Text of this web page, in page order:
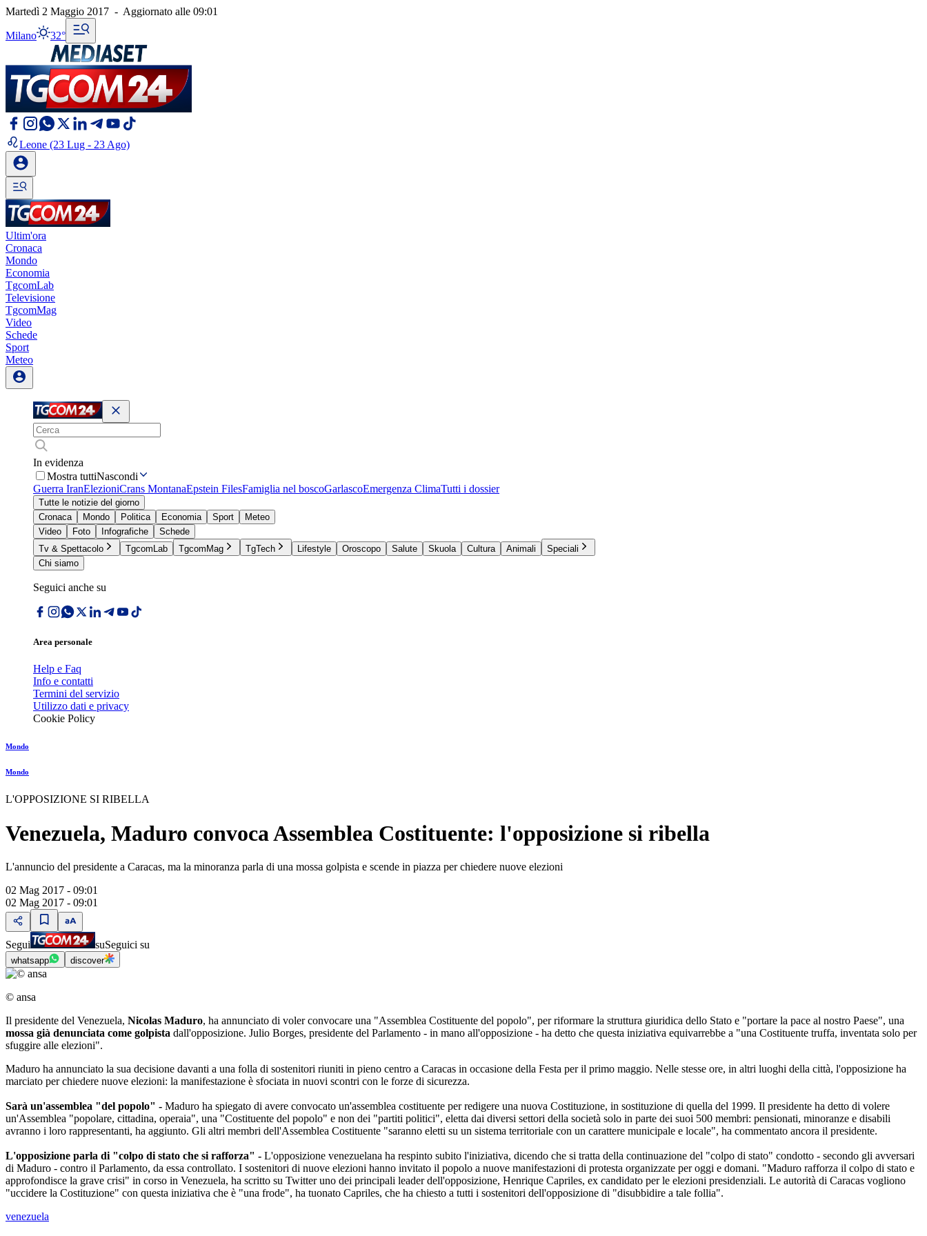
Martedì 2 Maggio 2017 - Aggiornato alle 09:01
Milano 32°
Leone (23 Lug - 23 Ago)
Ultim'ora
Cronaca
Mondo
Economia
TgcomLab
Televisione
TgcomMag
Video
Schede
Sport
Meteo
In evidenza
Mostra tuttiNascondi
Guerra IranElezioniCrans MontanaEpstein FilesFamiglia nel boscoGarlascoEmergenza ClimaTutti i dossier
Tutte le notizie del giorno
Cronaca
Mondo Politica Economia Sport
Meteo
Video
Foto Infografiche
Schede
Tv & Spettacolo
TgcomLab TgcomMag TgTech Lifestyle Oroscopo Salute Skuola Cultura Animali
Speciali
Chi siamo
Seguici anche su
Area personale
Help e Faq
Info e contatti
Termini del servizio
Utilizzo dati e privacy
Cookie Policy
Mondo
Mondo
L'OPPOSIZIONE SI RIBELLA
Venezuela, Maduro convoca Assemblea Costituente: l'opposizione si ribella
L'annuncio del presidente a Caracas, ma la minoranza parla di una mossa golpista e scende in piazza per chiedere nuove elezioni
02 Mag 2017 - 09:01
02 Mag 2017 - 09:01
Segui suSeguici su
whatsapp discover
© ansa
Il presidente del Venezuela, Nicolas Maduro, ha annunciato di voler convocare una "Assemblea Costituente del popolo", per riformare la struttura giuridica dello Stato e "portare la pace al nostro Paese", una
mossa già denunciata come golpista dall'opposizione. Julio Borges, presidente del Parlamento - in mano all'opposizione - ha detto che questa iniziativa equivarrebbe a "una Costituente truffa, inventata solo per
sfuggire alle elezioni".
Maduro ha annunciato la sua decisione davanti a una folla di sostenitori riuniti in pieno centro a Caracas in occasione della Festa per il primo maggio. Nelle stesse ore, in altri luoghi della città, l'opposizione ha
marciato per chiedere nuove elezioni: la manifestazione è sfociata in nuovi scontri con le forze di sicurezza.
Sarà un'assemblea "del popolo" - Maduro ha spiegato di avere convocato un'assemblea costituente per redigere una nuova Costituzione, in sostituzione di quella del 1999. Il presidente ha detto di volere
un'Assemblea "popolare, cittadina, operaia", una "Costituente del popolo" e non dei "partiti politici", eletta dai diversi settori della società solo in parte dei suoi 500 membri: pensionati, minoranze e disabili
avranno i loro rappresentanti, ha aggiunto. Gli altri membri dell'Assemblea Costituente "saranno eletti su un sistema territoriale con un carattere municipale e locale", ha commentato ancora il presidente.
L'opposizione parla di "colpo di stato che si rafforza" - L'opposizione venezuelana ha respinto subito l'iniziativa, dicendo che si tratta della continuazione del "colpo di stato" condotto - secondo gli avversari
di Maduro - contro il Parlamento, da essa controllato. I sostenitori di nuove elezioni hanno invitato il popolo a nuove manifestazioni di protesta organizzate per oggi e domani. "Maduro rafforza il colpo di stato e
approfondisce la grave crisi" in corso in Venezuela, ha scritto su Twitter uno dei principali leader dell'opposizione, Henrique Capriles, ex candidato per le elezioni presidenziali. Le autorità di Caracas vogliono
"uccidere la Costituzione" con questa iniziativa che è "una frode", ha tuonato Capriles, che ha chiesto a tutti i sostenitori dell'opposizione di "disubbidire a tale follia".
venezuela